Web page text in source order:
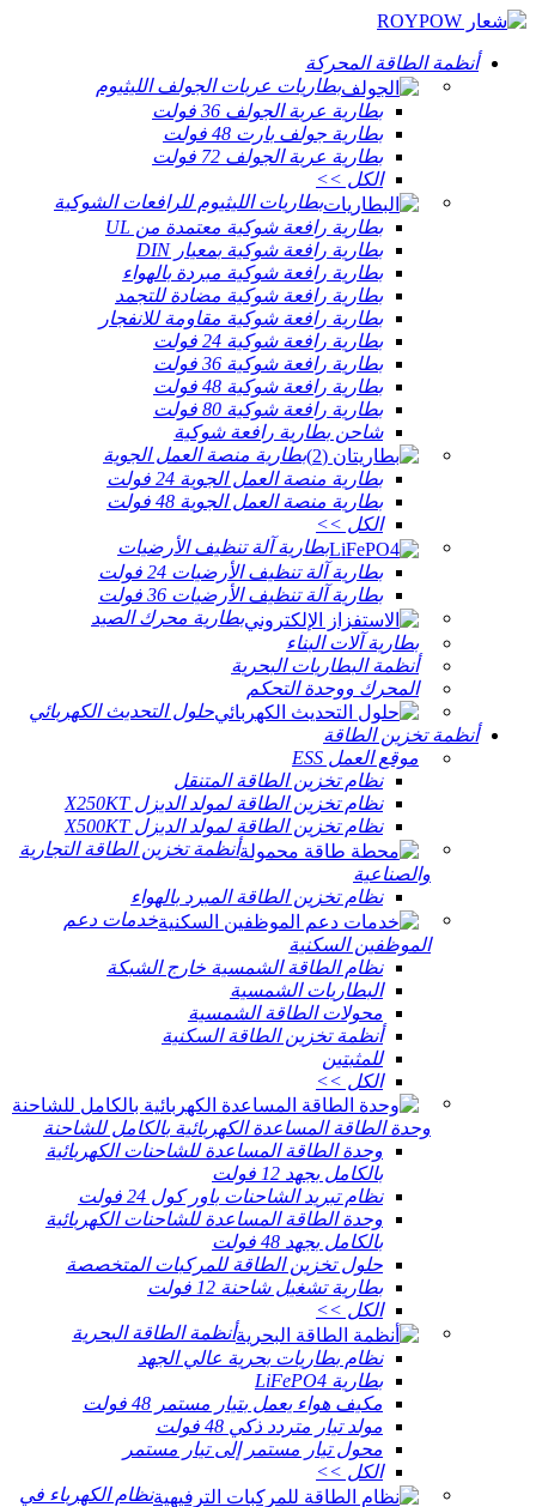
أنظمة الطاقة المحركة
بطاريات عربات الجولف الليثيوم
بطارية عربة الجولف 36 فولت
بطارية جولف بارت 48 فولت
بطارية عربة الجولف 72 فولت
الكل >>
بطاريات الليثيوم للرافعات الشوكية
بطارية رافعة شوكية معتمدة من UL
بطارية رافعة شوكية بمعيار DIN
بطارية رافعة شوكية مبردة بالهواء
بطارية رافعة شوكية مضادة للتجمد
بطارية رافعة شوكية مقاومة للانفجار
بطارية رافعة شوكية 24 فولت
بطارية رافعة شوكية 36 فولت
بطارية رافعة شوكية 48 فولت
بطارية رافعة شوكية 80 فولت
شاحن بطارية رافعة شوكية
بطارية منصة العمل الجوية
بطارية منصة العمل الجوية 24 فولت
بطارية منصة العمل الجوية 48 فولت
الكل >>
بطارية آلة تنظيف الأرضيات
بطارية آلة تنظيف الأرضيات 24 فولت
بطارية آلة تنظيف الأرضيات 36 فولت
بطارية محرك الصيد
بطارية آلات البناء
أنظمة البطاريات البحرية
المحرك ووحدة التحكم
حلول التحديث الكهربائي
أنظمة تخزين الطاقة
موقع العمل ESS
نظام تخزين الطاقة المتنقل
نظام تخزين الطاقة لمولد الديزل X250KT
نظام تخزين الطاقة لمولد الديزل X500KT
أنظمة تخزين الطاقة التجارية
والصناعية
نظام تخزين الطاقة المبرد بالهواء
خدمات دعم
الموظفين السكنية
نظام الطاقة الشمسية خارج الشبكة
البطاريات الشمسية
محولات الطاقة الشمسية
أنظمة تخزين الطاقة السكنية
للمثبتين
الكل >>
وحدة الطاقة المساعدة الكهربائية بالكامل للشاحنة
وحدة الطاقة المساعدة للشاحنات الكهربائية
بالكامل بجهد 12 فولت
نظام تبريد الشاحنات باور كول 24 فولت
وحدة الطاقة المساعدة للشاحنات الكهربائية
بالكامل بجهد 48 فولت
حلول تخزين الطاقة للمركبات المتخصصة
بطارية تشغيل شاحنة 12 فولت
الكل >>
أنظمة الطاقة البحرية
نظام بطاريات بحرية عالي الجهد
بطارية LiFePO4
مكيف هواء يعمل بتيار مستمر 48 فولت
مولد تيار متردد ذكي 48 فولت
محول تيار مستمر إلى تيار مستمر
الكل >>
نظام الكهرباء في